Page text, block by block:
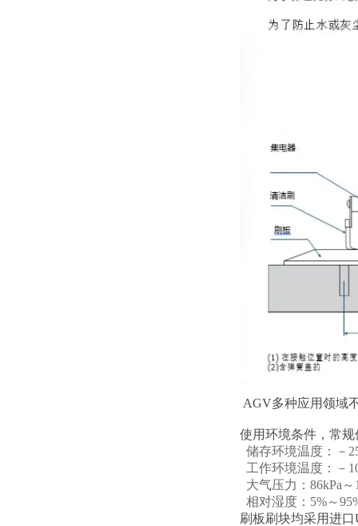
AGV多种应用领域
使用环境条件，常
储存环境温度：－
工作环境温度：
大气压力：86kPa～
相对湿度：5%～
刷板刷块均采用进